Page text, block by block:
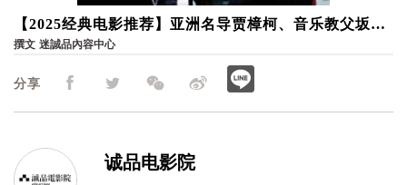
分享
诚品电影院
【2025经典电影推荐】亚洲名导贾樟柯、音乐教父坂本
龙一神作重返大银幕，从影像回味时代的轨迹｜诚品电
撰文 迷誠品內容中心